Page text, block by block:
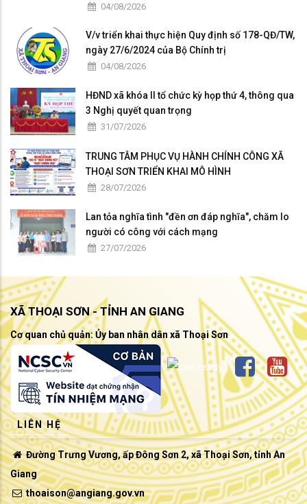
04/08/2026
V/v triển khai thực hiện Quy định số 178-QĐ/TW,
ngày 27/6/2024 của Bộ Chính trị
04/08/2026
HĐND xã khóa II tổ chức kỳ họp thứ 4, thông qua
3 Nghị quyết quan trọng
31/07/2026
TRUNG TÂM PHỤC VỤ HÀNH CHÍNH CÔNG XÃ
THOẠI SƠN TRIỂN KHAI MÔ HÌNH
28/07/2026
Lan tỏa nghĩa tình "đền ơn đáp nghĩa", chăm lo
người có công với cách mạng
27/07/2026
XÃ THOẠI SƠN - TỈNH AN GIANG
Cơ quan chủ quản: Ủy ban nhân dân xã Thoại Sơn
LIÊN HỆ
Đường Trưng Vương, ấp Đông Sơn 2, xã Thoại Sơn, tỉnh An
Giang
thoaison@angiang.gov.vn